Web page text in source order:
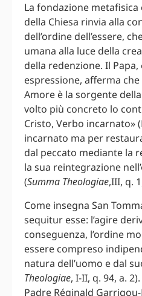
La fondazione
della Chiesa rinvia alla
dell’ordine dell’essere,
umana alla luce della
della redenzione. Il
espressione, afferma
Amore è la sorgente
volto più concreto lo
Cristo, Verbo incarnato»
incarnato ma per
dal peccato mediante la
la sua reintegrazione
(Summa Theologiae,III, q.
Come insegna San
sequitur esse: l’agire
conseguenza, l’ordine
essere compreso
natura dell’uomo e dal
Theologiae, I-II, q. 94, a.
Padre Réginald